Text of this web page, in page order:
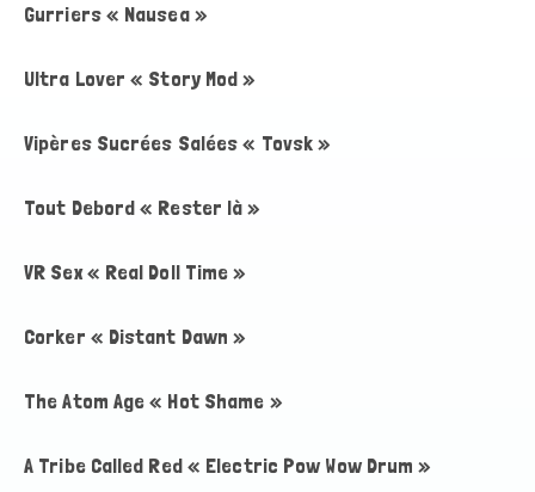
Gurriers « Nausea »
Ultra Lover « Story Mod »
Vipères Sucrées Salées « Tovsk »
Tout Debord « Rester là »
VR Sex « Real Doll Time »
Corker « Distant Dawn »
The Atom Age « Hot Shame »
A Tribe Called Red « Electric Pow Wow Drum »